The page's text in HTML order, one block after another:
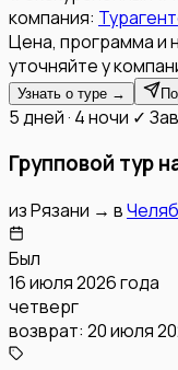
компания:
Цена, программа и
уточняйте у
Узнать о туре →
5 дней · 4 ночи ✓
Групповой тур
изРязани → в
Был
16 июля 2026 года
четверг
возврат: 20 июля